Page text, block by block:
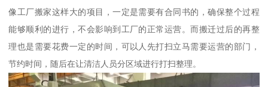
像工厂搬家这样大的项目，一定是需要有合同书的，确保整个过程
能够顺利的进行，不会影响到工厂的正常运营。而搬迁过后的再整
理也是需要花费一定的时间，可以人先打扫立马需要运营的部门，
节约时间，随后在让清洁人员分区域进行打扫整理。